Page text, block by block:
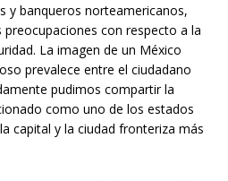
y banqueros norteamericanos,
con respecto a la
La imagen de un México
prevalece entre el ciudadano
pudimos compartir la
como uno de los estados
capital y la ciudad fronteriza más